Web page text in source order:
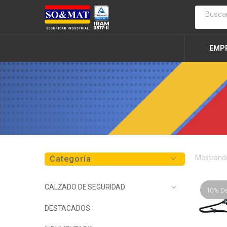
Categoría
CALZADO DE SEGURIDAD
DESTACADOS
10%